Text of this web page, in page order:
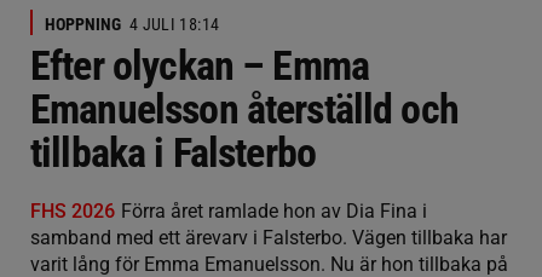
HOPPNING 4 JULI 18:14
Efter olyckan – Emma
Emanuelsson återställd och
tillbaka i Falsterbo
FHS 2026 Förra året ramlade hon av Dia Fina i
samband med ett ärevarv i Falsterbo. Vägen tillbaka har
varit lång för Emma Emanuelsson. Nu är hon tillbaka på